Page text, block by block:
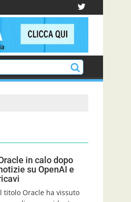
in calo dopo
su OpenAI e
titolo Oracle ha vissuto